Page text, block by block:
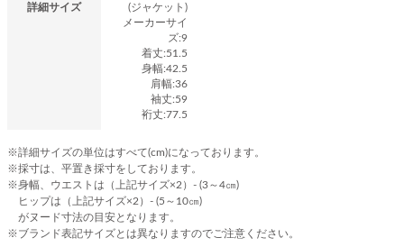
詳細サイズ
(ジャケット)
メーカーサイ
ズ:9
着丈:51.5
身幅:42.5
肩幅:36
袖丈:59
裄丈:77.5
※詳細サイズの単位はすべて(cm)になっております。
※採寸は、平置き採寸をしております。
※身幅、ウエストは（上記サイズ×2）- (3～4㎝)
ヒップは（上記サイズ×2）- (5～10㎝)
がヌード寸法の目安となります。
※ブランド表記サイズとは異なりますのでご注意ください。